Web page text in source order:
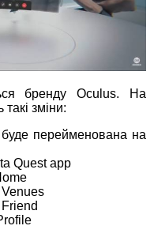
бренду Oculus. На
зміни:
буде перейменована на
Quest app